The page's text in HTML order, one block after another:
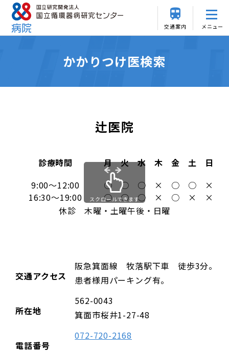
交通案内 メニュー
かかりつけ医検索
辻医院
診療時間 月 火 水 木 金 土
日
9:00～12:00
○ ○ ○ × ○ ○
×
16:30～19:00
○ ○ ○ × ○ × ×
スクロールできます
休診 木曜・土曜午後・日曜
交通アクセス
阪急箕面線 牧落駅下車 徒歩3分。
患者様用パーキング有。
所在地
562-0043
箕面市桜井1-27-48
電話番号
072-720-2168